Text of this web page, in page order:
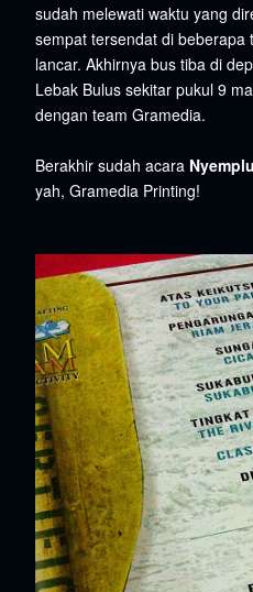
sudah melewati waktu yang
sempat tersendat di beberapa
lancar. Akhirnya bus tiba di
Lebak Bulus sekitar pukul 9
dengan team Gramedia.
Berakhir sudah acara
yah, Gramedia Printing!